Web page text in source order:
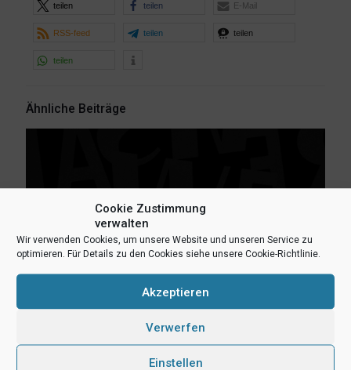
Cookie Zustimmung
verwalten
Wir verwenden Cookies, um unsere Website und unseren Service zu
optimieren. Für Details zu den Cookies siehe unsere Cookie-Richtlinie.
Akzeptieren
Verwerfen
Einstellen
teilen teilen E-Mail
RSS-feed teilen teilen
teilen
Ähnliche Beiträge